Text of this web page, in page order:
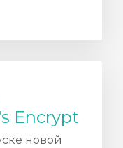
Encrypt
новой